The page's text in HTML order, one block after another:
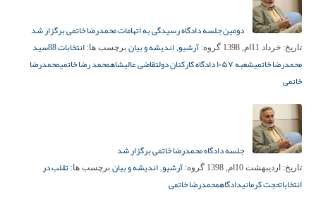
دومین جلسه دادگاه رسیدگی به اتهامات محمدرضا خاتمی برگزار شد
تاریخ: خرداد 11ام, 1398 گروه: آرشیو, اندیشه و بیان برچسب ها: انتخابات 88 سید
محمدرضا خاتمیشعبه ۱۰۵۷ دادگاه کارکنان دولت قاضی عالیشاهمحمد رضا خاتمیمحمدرضا
خاتمی
جلسه دادگاه محمدرضا خاتمی برگزار شد
تاریخ: اردیبهشت 10ام, 1398 گروه: آرشیو, اندیشه و بیان برچسب ها: تقلب در
انتخاباتحجت کرمانیدادگاهمحمدرضا خاتمی